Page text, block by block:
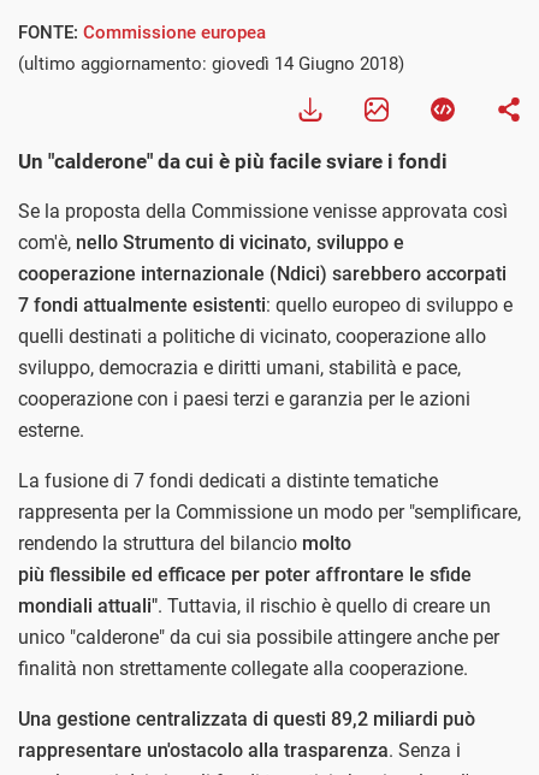
FONTE: Commissione europea
(ultimo aggiornamento: giovedì 14 Giugno 2018)
Un "calderone" da cui è più facile sviare i fondi
Se la proposta della Commissione venisse approvata così
com'è, nello Strumento di vicinato, sviluppo e
cooperazione internazionale (Ndici) sarebbero accorpati
7 fondi attualmente esistenti: quello europeo di sviluppo e
quelli destinati a politiche di vicinato, cooperazione allo
sviluppo, democrazia e diritti umani, stabilità e pace,
cooperazione con i paesi terzi e garanzia per le azioni
esterne.
La fusione di 7 fondi dedicati a distinte tematiche
rappresenta per la Commissione un modo per "semplificare,
rendendo la struttura del bilancio molto
più flessibile ed efficace per poter affrontare le sfide
mondiali attuali". Tuttavia, il rischio è quello di creare un
unico "calderone" da cui sia possibile attingere anche per
finalità non strettamente collegate alla cooperazione.
Una gestione centralizzata di questi 89,2 miliardi può
rappresentare un'ostacolo alla trasparenza. Senza i